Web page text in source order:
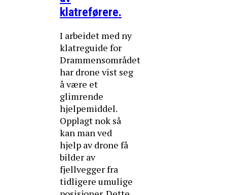
klatreførere.
I arbeidet med ny
klatreguide for
Drammensområdet
har drone vist seg
å være et
glimrende
hjelpemiddel.
Opplagt nok så
kan man ved
hjelp av drone få
bilder av
fjellvegger fra
tidligere umulige